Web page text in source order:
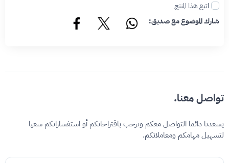
اتبع هذا المنتج
شارك الموضوع مع صديق:
تواصل معنا.
يسعدنا دائما التواصل معكم ونرحب باقتراحاتكم أو استفساراتكم سعيا
لتسهيل مهامكم ومعاملاتكم.